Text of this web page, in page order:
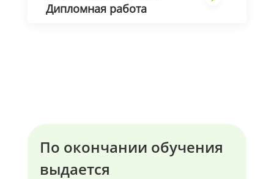
Дипломная работа
По окончании обучения
выдается